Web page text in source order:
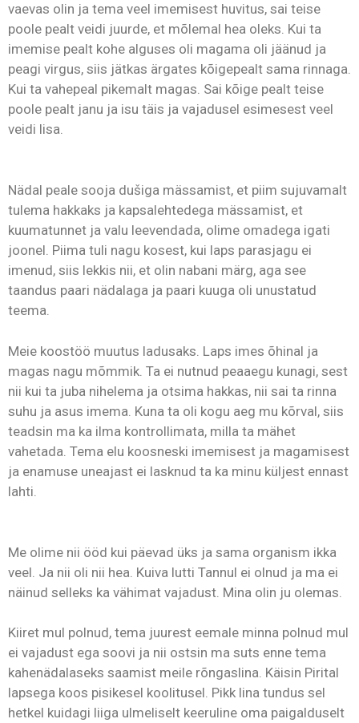
vaevas olin ja tema veel imemisest huvitus, sai teise
poole pealt veidi juurde, et mõlemal hea oleks. Kui ta
imemise pealt kohe alguses oli magama oli jäänud ja
peagi virgus, siis jätkas ärgates kõigepealt sama rinnaga.
Kui ta vahepeal pikemalt magas. Sai kõige pealt teise
poole pealt janu ja isu täis ja vajadusel esimesest veel
veidi lisa.
Nädal peale sooja dušiga mässamist, et piim sujuvamalt
tulema hakkaks ja kapsalehtedega mässamist, et
kuumatunnet ja valu leevendada, olime omadega igati
joonel. Piima tuli nagu kosest, kui laps parasjagu ei
imenud, siis lekkis nii, et olin nabani märg, aga see
taandus paari nädalaga ja paari kuuga oli unustatud
teema.
Meie koostöö muutus ladusaks. Laps imes õhinal ja
magas nagu mõmmik. Ta ei nutnud peaaegu kunagi, sest
nii kui ta juba nihelema ja otsima hakkas, nii sai ta rinna
suhu ja asus imema. Kuna ta oli kogu aeg mu kõrval, siis
teadsin ma ka ilma kontrollimata, milla ta mähet
vahetada. Tema elu koosneski imemisest ja magamisest
ja enamuse uneajast ei lasknud ta ka minu küljest ennast
lahti.
Me olime nii ööd kui päevad üks ja sama organism ikka
veel. Ja nii oli nii hea. Kuiva lutti Tannul ei olnud ja ma ei
näinud selleks ka vähimat vajadust. Mina olin ju olemas.
Kiiret mul polnud, tema juurest eemale minna polnud mul
ei vajadust ega soovi ja nii ostsin ma suts enne tema
kahenädalaseks saamist meile rõngaslina. Käisin Pirital
lapsega koos pisikesel koolitusel. Pikk lina tundus sel
hetkel kuidagi liiga ulmeliselt keeruline oma paigalduselt